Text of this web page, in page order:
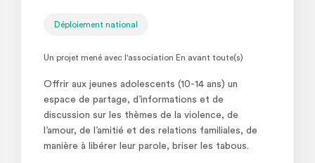
Déploiement national
Un projet mené avec l'association En avant toute(s)
Offrir aux jeunes adolescents (10-14 ans) un
espace de partage, d’informations et de
discussion sur les thèmes de la violence, de
l’amour, de l’amitié et des relations familiales, de
manière à libérer leur parole, briser les tabous.